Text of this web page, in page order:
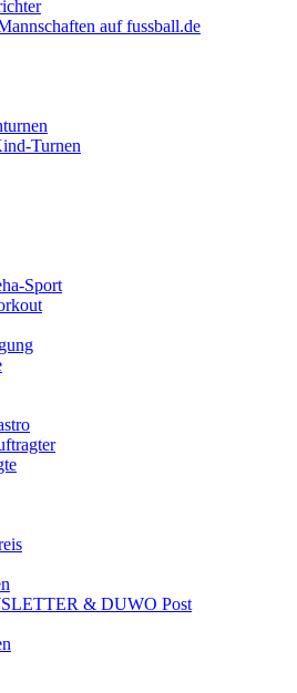
auf fussball.de
Turnen
Sport
& DUWO Post